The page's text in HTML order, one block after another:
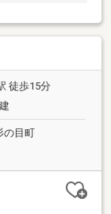
徒歩15分
の目町